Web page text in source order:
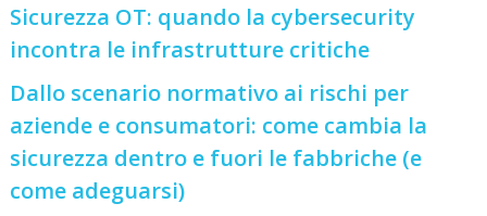
Sicurezza OT: quando la cybersecurity
incontra le infrastrutture critiche
Dallo scenario normativo ai rischi per
aziende e consumatori: come cambia la
sicurezza dentro e fuori le fabbriche (e
come adeguarsi)